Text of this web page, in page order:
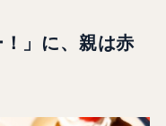
」に、親は赤